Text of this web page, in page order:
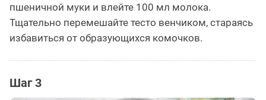
пшеничной муки и влейте 100 мл молока.
Тщательно перемешайте тесто венчиком, стараясь
избавиться от образующихся комочков.
Шаг 3